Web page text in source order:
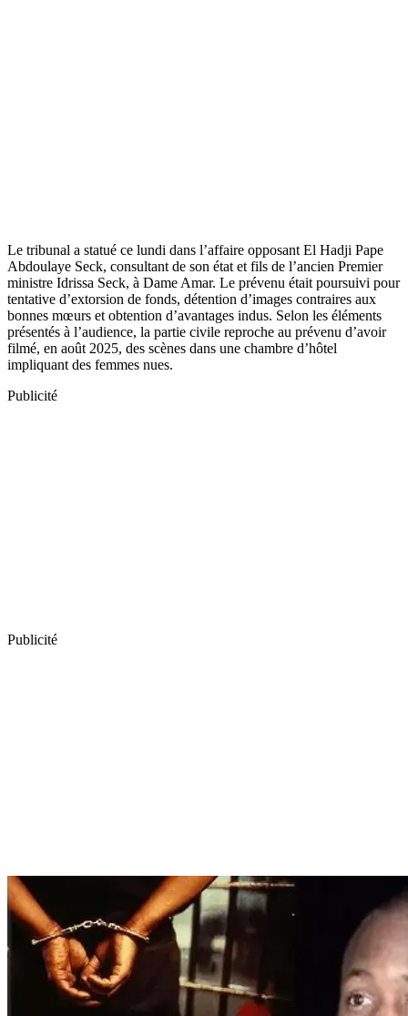
Le tribunal a statué ce lundi dans l’affaire opposant El Hadji Pape
Abdoulaye Seck, consultant de son état et fils de l’ancien Premier
ministre Idrissa Seck, à Dame Amar. Le prévenu était poursuivi pour
tentative d’extorsion de fonds, détention d’images contraires aux
bonnes mœurs et obtention d’avantages indus. Selon les éléments
présentés à l’audience, la partie civile reproche au prévenu d’avoir
filmé, en août 2025, des scènes dans une chambre d’hôtel
impliquant des femmes nues.
Publicité
Publicité